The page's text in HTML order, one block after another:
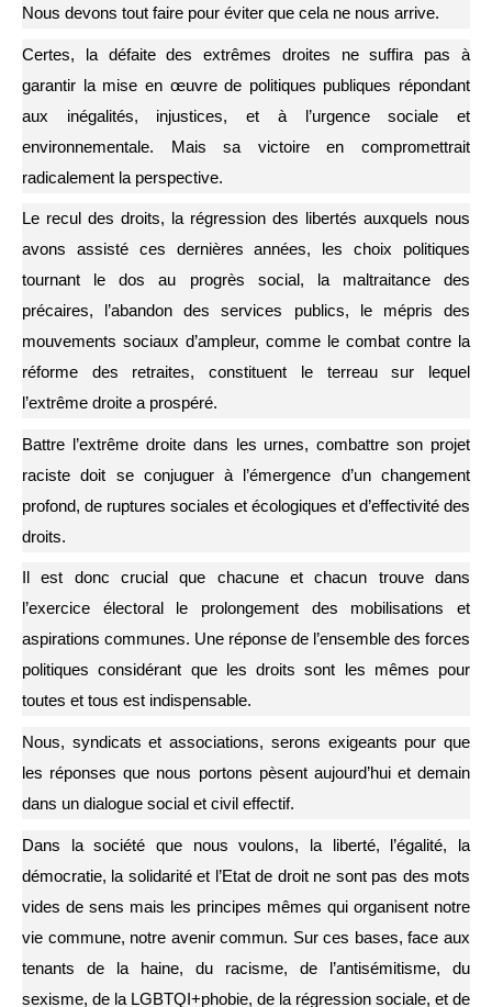
Nous devons tout faire pour éviter que cela ne nous arrive.
Certes, la défaite des extrêmes droites ne suffira pas à
garantir la mise en œuvre de politiques publiques répondant
aux inégalités, injustices, et à l’urgence sociale et
environnementale. Mais sa victoire en compromettrait
radicalement la perspective.
Le recul des droits, la régression des libertés auxquels nous
avons assisté ces dernières années, les choix politiques
tournant le dos au progrès social, la maltraitance des
précaires, l’abandon des services publics, le mépris des
mouvements sociaux d’ampleur, comme le combat contre la
réforme des retraites, constituent le terreau sur lequel
l’extrême droite a prospéré.
Battre l’extrême droite dans les urnes, combattre son projet
raciste doit se conjuguer à l’émergence d’un changement
profond, de ruptures sociales et écologiques et d’effectivité des
droits.
Il est donc crucial que chacune et chacun trouve dans
l’exercice électoral le prolongement des mobilisations et
aspirations communes. Une réponse de l’ensemble des forces
politiques considérant que les droits sont les mêmes pour
toutes et tous est indispensable.
Nous, syndicats et associations, serons exigeants pour que
les réponses que nous portons pèsent aujourd’hui et demain
dans un dialogue social et civil effectif.
Dans la société que nous voulons, la liberté, l’égalité, la
démocratie, la solidarité et l’Etat de droit ne sont pas des mots
vides de sens mais les principes mêmes qui organisent notre
vie commune, notre avenir commun. Sur ces bases, face aux
tenants de la haine, du racisme, de l’antisémitisme, du
sexisme, de la LGBTQI+phobie, de la régression sociale, et de